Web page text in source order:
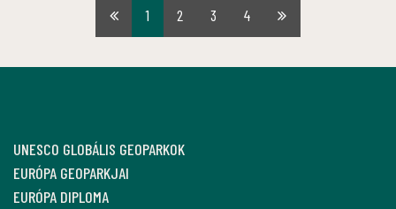
Első1 2 3 4
Utolsó
UNESCO GLOBÁLIS GEOPARKOK
EURÓPA GEOPARKJAI
EURÓPA DIPLOMA